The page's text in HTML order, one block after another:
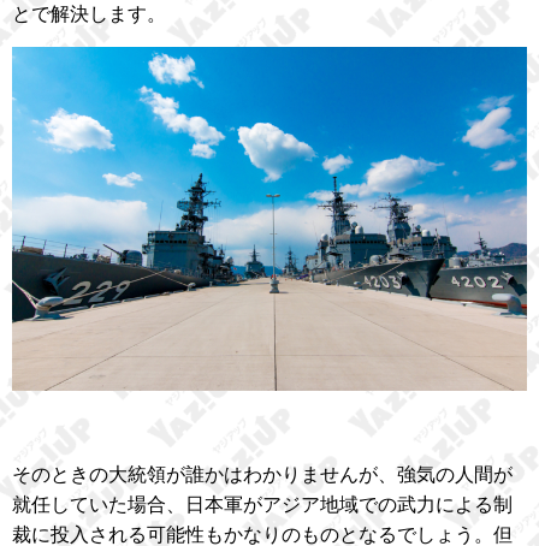
とで解決します。
そのときの大統領が誰かはわかりませんが、強気の人間が
就任していた場合、日本軍がアジア地域での武力による制
裁に投入される可能性もかなりのものとなるでしょう。但